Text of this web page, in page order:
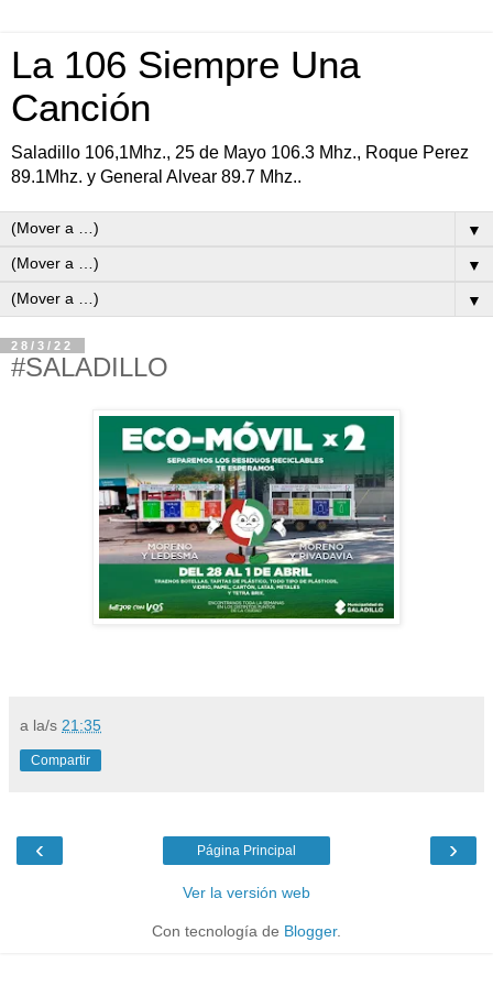
La 106 Siempre Una
Canción
Saladillo 106,1Mhz., 25 de Mayo 106.3 Mhz., Roque Perez
89.1Mhz. y General Alvear 89.7 Mhz..
▼
▼
▼
28/3/22
#SALADILLO
a la/s 21:35
Compartir
‹ ›
Página Principal
Ver la versión web
Con tecnología de Blogger.